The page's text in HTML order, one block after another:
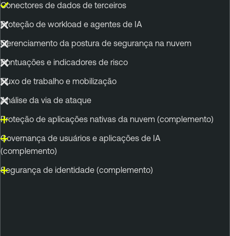
Conectores de dados de terceiros
Proteção de workload e agentes de IA
Gerenciamento da postura de segurança na nuvem
Pontuações e indicadores de risco
Fluxo de trabalho e mobilização
Análise da via de ataque
Proteção de aplicações nativas da nuvem (complemento)
Governança de usuários e aplicações de IA
(complemento)
Segurança de identidade (complemento)